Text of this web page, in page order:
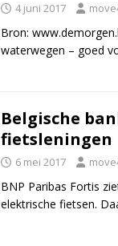
4 juni 2017
Bron:
waterwegen – goed
Belgische
fietsleningen
6 mei 2017
BNP Paribas Fortis
elektrische fietsen.